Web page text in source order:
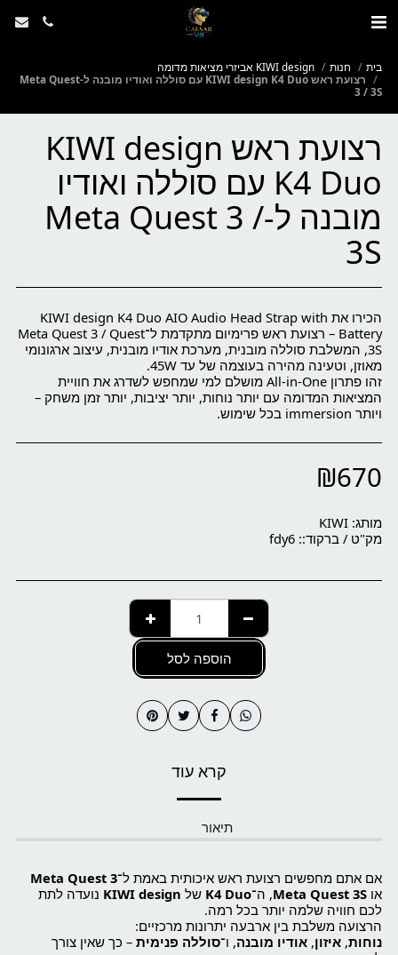
בית חנות
KIWI design אביזרי מציאות מדומה
רצועת ראש KIWI design K4 Duo עם סוללה ואודיו מובנה ל-Meta Quest
3 / 3S
רצועת ראש KIWI design
K4 Duo עם סוללה ואודיו
מובנה ל-Meta Quest 3 /
3S
הכירו את KIWI design K4 Duo AIO Audio Head Strap with
Battery – רצועת ראש פרימיום מתקדמת ל־Meta Quest 3 / Quest
3S, המשלבת סוללה מובנית, מערכת אודיו מובנית, עיצוב ארגונומי
זהו פתרון All-in-One מושלם למי שמחפש לשדרג את חוויית
המציאות המדומה עם יותר נוחות, יותר יציבות, יותר זמן משחק –
ויותר immersion בכל שימוש.
₪670
מותג: KIWI
מק"ט / ברקוד:: fdy6
הוספה לסל
קרא עוד
תיאור
אם אתם מחפשים רצועת ראש איכותית באמת ל־Meta Quest 3
או Meta Quest 3S, ה־K4 Duo של KIWI design נועדה לתת
לכם חוויה שלמה יותר בכל רמה.
הרצועה משלבת בין ארבעה יתרונות מרכזיים:
נוחות, איזון, אודיו מובנה, ו־סוללה פנימית – כך שאין צורך